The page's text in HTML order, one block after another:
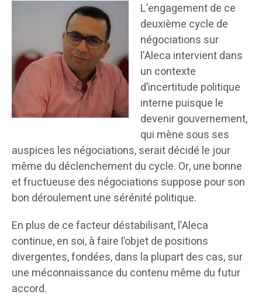
L’engagement de ce
deuxième cycle de
négociations sur
l’Aleca intervient dans
un contexte
d’incertitude politique
interne puisque le
devenir gouvernement,
qui mène sous ses
auspices les négociations, serait décidé le jour
même du déclenchement du cycle. Or, une bonne
et fructueuse des négociations suppose pour son
bon déroulement une sérénité politique.
En plus de ce facteur déstabilisant, l’Aleca
continue, en soi, à faire l’objet de positions
divergentes, fondées, dans la plupart des cas, sur
une méconnaissance du contenu même du futur
accord.